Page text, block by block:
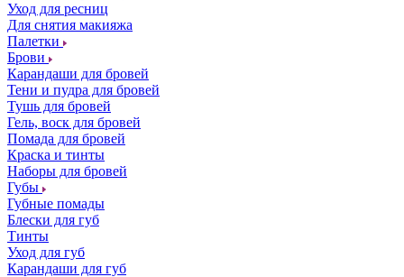
Уход для ресниц
Для снятия макияжа
Палетки
Брови
Карандаши для бровей
Тени и пудра для бровей
Тушь для бровей
Гель, воск для бровей
Помада для бровей
Краска и тинты
Наборы для бровей
Губы
Губные помады
Блески для губ
Тинты
Уход для губ
Карандаши для губ